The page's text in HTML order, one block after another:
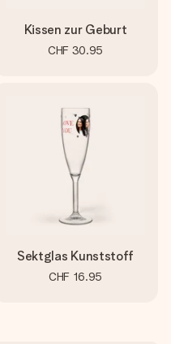
Kissen zur Geburt
CHF 30.95
Sektglas Kunststoff
CHF 16.95